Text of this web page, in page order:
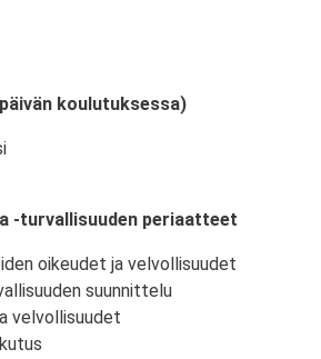
koulutuksessa)
-turvallisuuden periaatteet
oikeudet ja velvollisuudet
suunnittelu
velvollisuudet